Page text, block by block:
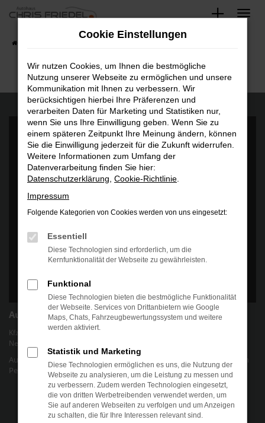
Zum
springen
Fahrzeugsuche
Es wird versucht, Inhalte von www.google.comzu laden. Dabei
können Daten an Dritte weitergegeben werden. Wenn Sie damit
Autohaus Chris Friedel
Kfz-Werkstatt für gängige Marken und Modelle | Verkauf von EU-
Neuwagen und jungen Gebrauchtwagen.
Autohaus Chris Friedel - Ihr Autohaus für alle Marken und Modelle in
Pegau Raum Halle-Leipzig an der Bundesstraße 2 in Sachsen
Datenschutz
Cookie-Einstellungen
Cookie Einstellungen
Wir nutzen Cookies, um Ihnen die bestmögliche
Nutzung unserer Webseite zu ermöglichen und unsere
Kommunikation mit Ihnen zu verbessern. Wir
berücksichtigen hierbei Ihre Präferenzen und
verarbeiten Daten für Marketing und Statistiken nur,
wenn Sie uns Ihre Einwilligung geben. Wenn Sie zu
einem späteren Zeitpunkt Ihre Meinung ändern, können
Sie die Einwilligung jederzeit für die Zukunft widerrufen.
Weitere Informationen zum Umfang der
Datenverarbeitung finden Sie hier:
Datenschutzerklärung Cookie-Richtlinie
Impressum
Folgende Kategorien von Cookies werden von uns eingesetzt:
Essentiell
Diese Technologien sind erforderlich, um die
Kernfunktionalität der Webseite zu gewährleisten.
Funktional
Diese Technologien bieten die bestmögliche Funktionalität
der Webseite. Services von Drittanbietern wie Google
Maps, Chats, Fahrzeugbewertungssystem und weitere
werden aktiviert.
Statistik und Marketing
Diese Technologien ermöglichen es uns, die Nutzung der
Webseite zu analysieren, um die Leistung zu messen und
zu verbessern. Zudem werden Technologien eingesetzt,
die von dritten Werbetreibenden verwendet werden, um
Sie auf anderen Webseiten zu verfolgen und um Anzeigen
zu schalten, die für Ihre Interessen relevant sind.